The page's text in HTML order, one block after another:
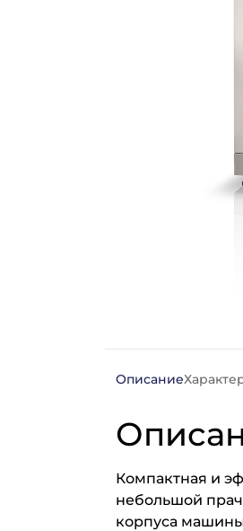
Описание
Компактная и
небольшой
корпуса